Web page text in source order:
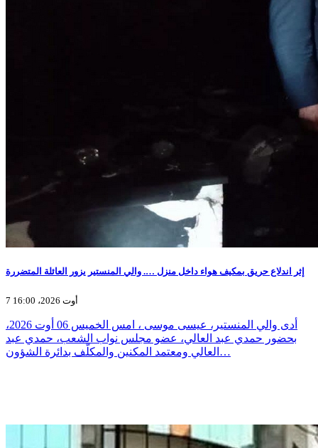
إثر اندلاع حريق بمكيف هواء داخل منزل …. والي المنستير يزور العائلة المتضررة
7 أوت 2026، 16:00
أدى والي المنستير، عيسى موسى ، امس الخميس 06 أوت 2026،
بحضور حمدي عبد العالي، عضو مجلس نواب الشعب، حمدي عبد
العالي ومعتمد المكنين والمكلّف بدائرة الشؤون…